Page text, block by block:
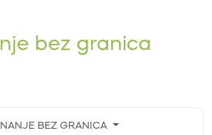
bez granica
BEZ GRANICA